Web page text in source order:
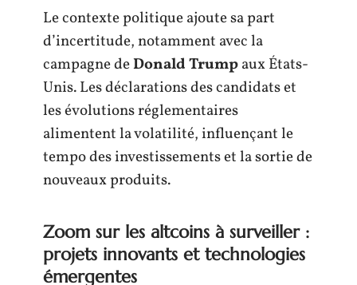
Le contexte politique ajoute sa part
d’incertitude, notamment avec la
campagne deDonald Trumpaux États-
Unis. Les déclarations des candidats et
les évolutions réglementaires
alimentent la volatilité, influençant le
tempo des investissements et la sortie de
nouveaux produits.
Zoom sur les altcoins à surveiller :
projets innovants et technologies
émergentes